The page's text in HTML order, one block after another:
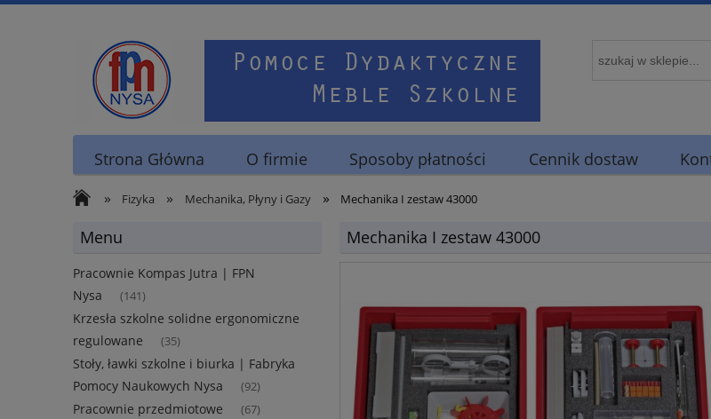
Strona Główna O firmie Sposoby płatności Cennik dostaw
» Fizyka » Mechanika, Płyny i Gazy » Mechanika I zestaw 43000
Menu
Pracownie Kompas Jutra | FPN
Nysa
(141)
Krzesła szkolne solidne ergonomiczne
regulowane
(35)
Stoły, ławki szkolne i biurka | Fabryka
Pomocy Naukowych Nysa
(92)
Pracownie przedmiotowe (67)
Mechanika I zestaw 43000